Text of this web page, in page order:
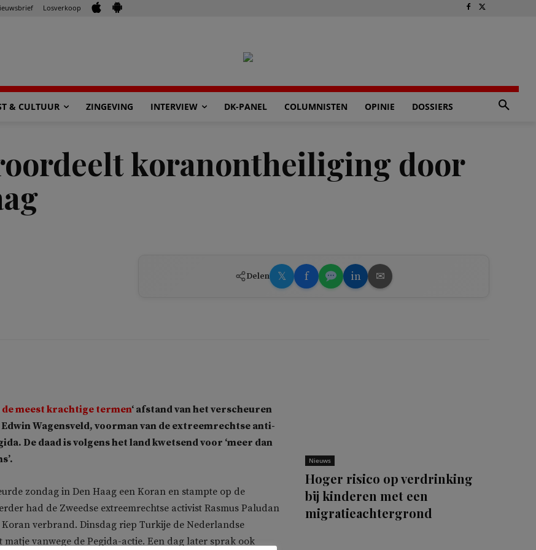
Losverkoop
& CULTUUR ZINGEVING INTERVIEW DK-PANEL COLUMNISTEN OPINIE DOSSIERS
koranontheiliging door
Delen 𝕏 f in ✉
de meest krachtige termen‘ afstand van het verscheuren
Wagensveld, voorman van de extreemrechtse anti-
De daad is volgens het land kwetsend voor ‘meer dan
zondag in Den Haag een Koran en stampte op de
had de Zweedse extreemrechtse activist Rasmus Paludan
verbrand. Dinsdag riep Turkije de Nederlandse
matje vanwege de Pegida-actie. Een dag later sprak ook
Nieuws
Hoger risico op verdrinking
bij kinderen met een
migratieachtergrond